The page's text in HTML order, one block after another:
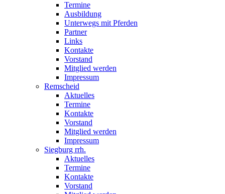
Termine
Ausbildung
Unterwegs mit Pferden
Partner
Links
Kontakte
Vorstand
Mitglied werden
Impressum
Remscheid
Aktuelles
Termine
Kontakte
Vorstand
Mitglied werden
Impressum
Siegburg rrh.
Aktuelles
Termine
Kontakte
Vorstand